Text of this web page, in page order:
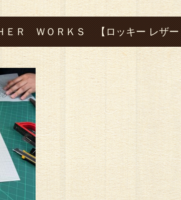
ＥＲ ＷＯＲＫＳ 【ロッキー レザー